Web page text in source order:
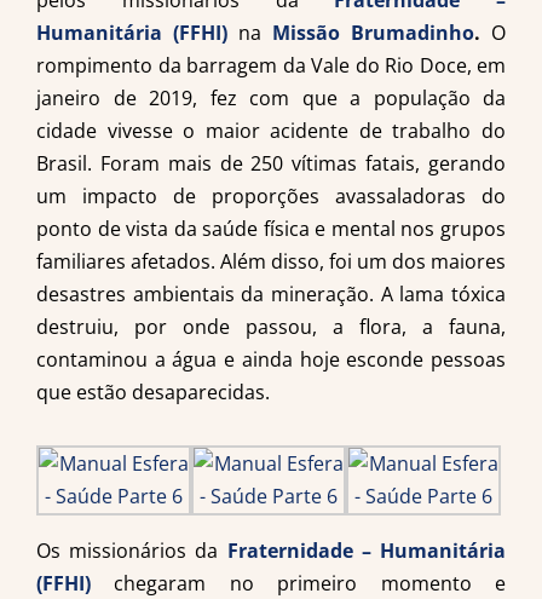
Humanitária (FFHI) na Missão Brumadinho. O
rompimento da barragem da Vale do Rio Doce, em
janeiro de 2019, fez com que a população da
cidade vivesse o maior acidente de trabalho do
Brasil. Foram mais de 250 vítimas fatais, gerando
um impacto de proporções avassaladoras do
ponto de vista da saúde física e mental nos grupos
familiares afetados. Além disso, foi um dos maiores
desastres ambientais da mineração. A lama tóxica
destruiu, por onde passou, a flora, a fauna,
contaminou a água e ainda hoje esconde pessoas
que estão desaparecidas.
Os missionários da Fraternidade – Humanitária
(FFHI) chegaram no primeiro momento e